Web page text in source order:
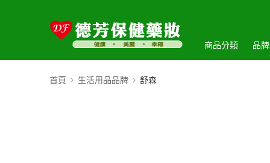
商品分類 品
首頁 生活用品品牌 舒森